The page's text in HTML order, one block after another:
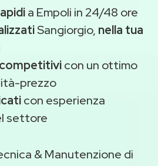
a Empoli in 24/48 ore
Sangiorgio, nella tua
con un ottimo
prezzo
con esperienza
settore
& Manutenzione di